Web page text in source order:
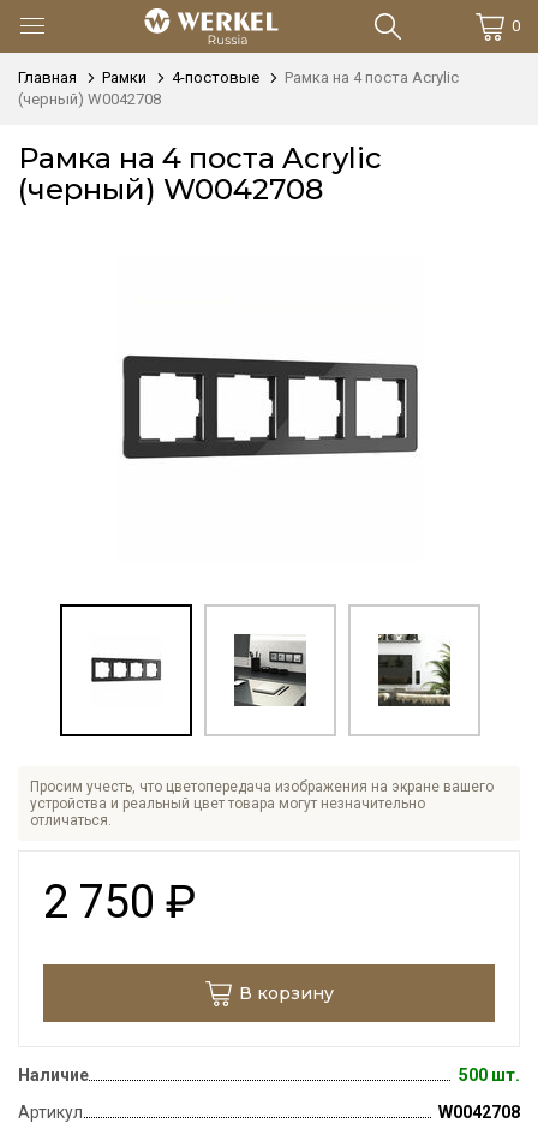
0
Главная Рамки 4-постовые
Рамка на 4 поста Acrylic
(черный) W0042708
Рамка на 4 поста Acrylic
(черный) W0042708
Просим учесть, что цветопередача изображения на экране вашего
устройства и реальный цвет товара могут незначительно
отличаться.
2 750 ₽
В корзину
Наличие
500 шт.
Артикул
W0042708